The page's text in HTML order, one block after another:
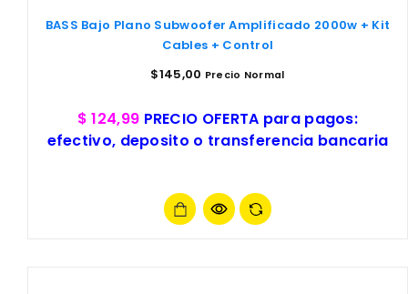
BASS Bajo Plano Subwoofer Amplificado 2000w + Kit
Cables + Control
$145,00 Precio Normal
$ 124,99 PRECIO OFERTA para pagos:
efectivo, deposito o transferencia bancaria